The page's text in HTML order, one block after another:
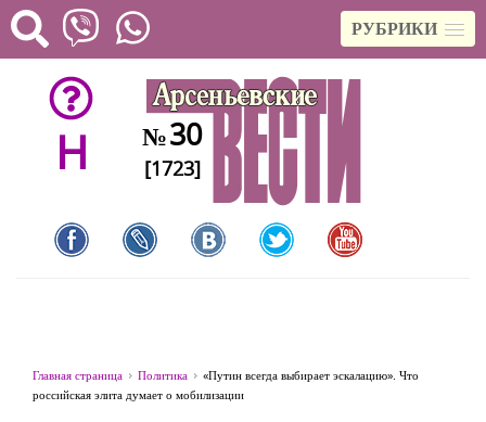
РУБРИКИ
H №30
[1723]
Главная страница Политика
«Путин всегда выбирает эскалацию». Что
российская элита думает о мобилизации